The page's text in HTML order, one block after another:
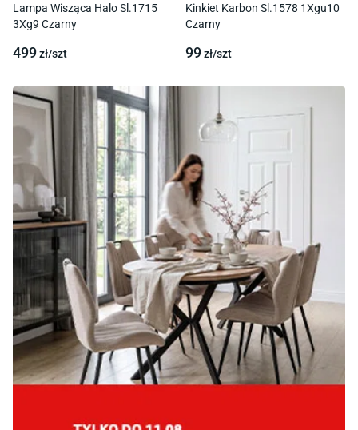
Lampa Wisząca Halo Sl.1715
3Xg9 Czarny
499zł/szt
Kinkiet Karbon Sl.1578 1Xgu10
Czarny
99zł/szt